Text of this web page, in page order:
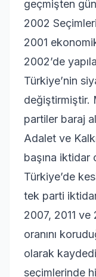
geçmişten
2002
2001
2002’de
Türkiye’nin
değiştirmiştir.
partiler baraj
Adalet ve
başına iktidar
Türkiye’de
tek parti
2007, 2011 ve
oranını
olarak
seçimlerinde